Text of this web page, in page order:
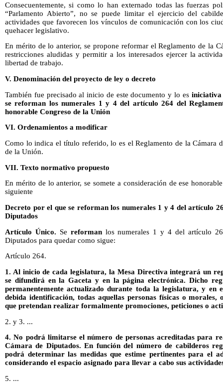
Consecuentemente, si como lo han externado todas las fuerzas
“Parlamento Abierto”, no se puede limitar el ejercicio del
actividades que favorecen los vínculos de comunicación con los
quehacer legislativo.
En mérito de lo anterior, se propone reformar el Reglamento de la
restricciones aludidas y permitir a los interesados ejercer la
libertad de trabajo.
V. Denominación del proyecto de ley o decreto
También fue precisado al inicio de este documento y lo es iniciativa
se reforman los numerales 1 y 4 del artículo 264 del
honorable Congreso de la Unión
VI. Ordenamientos a modificar
Como lo indica el título referido, lo es el Reglamento de la Cámara
de la Unión.
VII. Texto normativo propuesto
En mérito de lo anterior, se somete a consideración de ese
siguiente
Decreto por el que se reforman los numerales 1 y 4 del artículo
Diputados
Artículo Único. Se reformanlos numerales 1 y 4 del artículo
Diputados para quedar como sigue:
Artículo 264.
1. Al inicio de cada legislatura, la Mesa Directiva integrará un
se difundirá en la Gaceta y en la página electrónica. Dicho
permanentemente actualizado durante toda la legislatura, y en
debida identificación, todas aquellas personas físicas o morales,
que pretendan realizar formalmente promociones, peticiones o
2. y 3. ...
4. No podrá limitarse el número de personas acreditadas para
Cámara de Diputados. En función del número de cabilderos
podrá determinar las medidas que estime pertinentes para el
considerando el espacio asignado para llevar a cabo sus
5. ...